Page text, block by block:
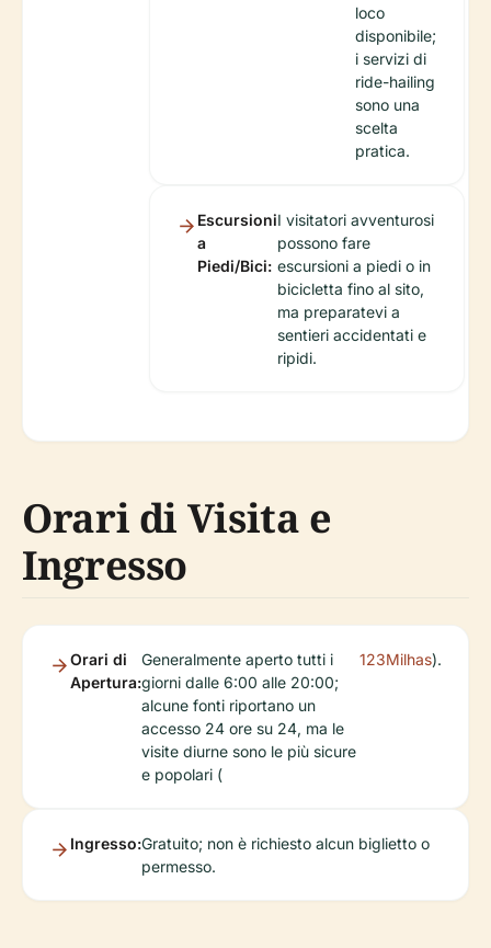
loco
disponibile;
i servizi di
ride-hailing
sono una
scelta
pratica.
Escursioni
a
Piedi/Bici:
I visitatori avventurosi
possono fare
escursioni a piedi o in
bicicletta fino al sito,
ma preparatevi a
sentieri accidentati e
ripidi.
Orari di Visita e
Ingresso
Orari di
Apertura:
Generalmente aperto tutti i
giorni dalle 6:00 alle 20:00;
alcune fonti riportano un
accesso 24 ore su 24, ma le
visite diurne sono le più sicure
e popolari (
123Milhas).
Ingresso:Gratuito; non è richiesto alcun biglietto o
permesso.